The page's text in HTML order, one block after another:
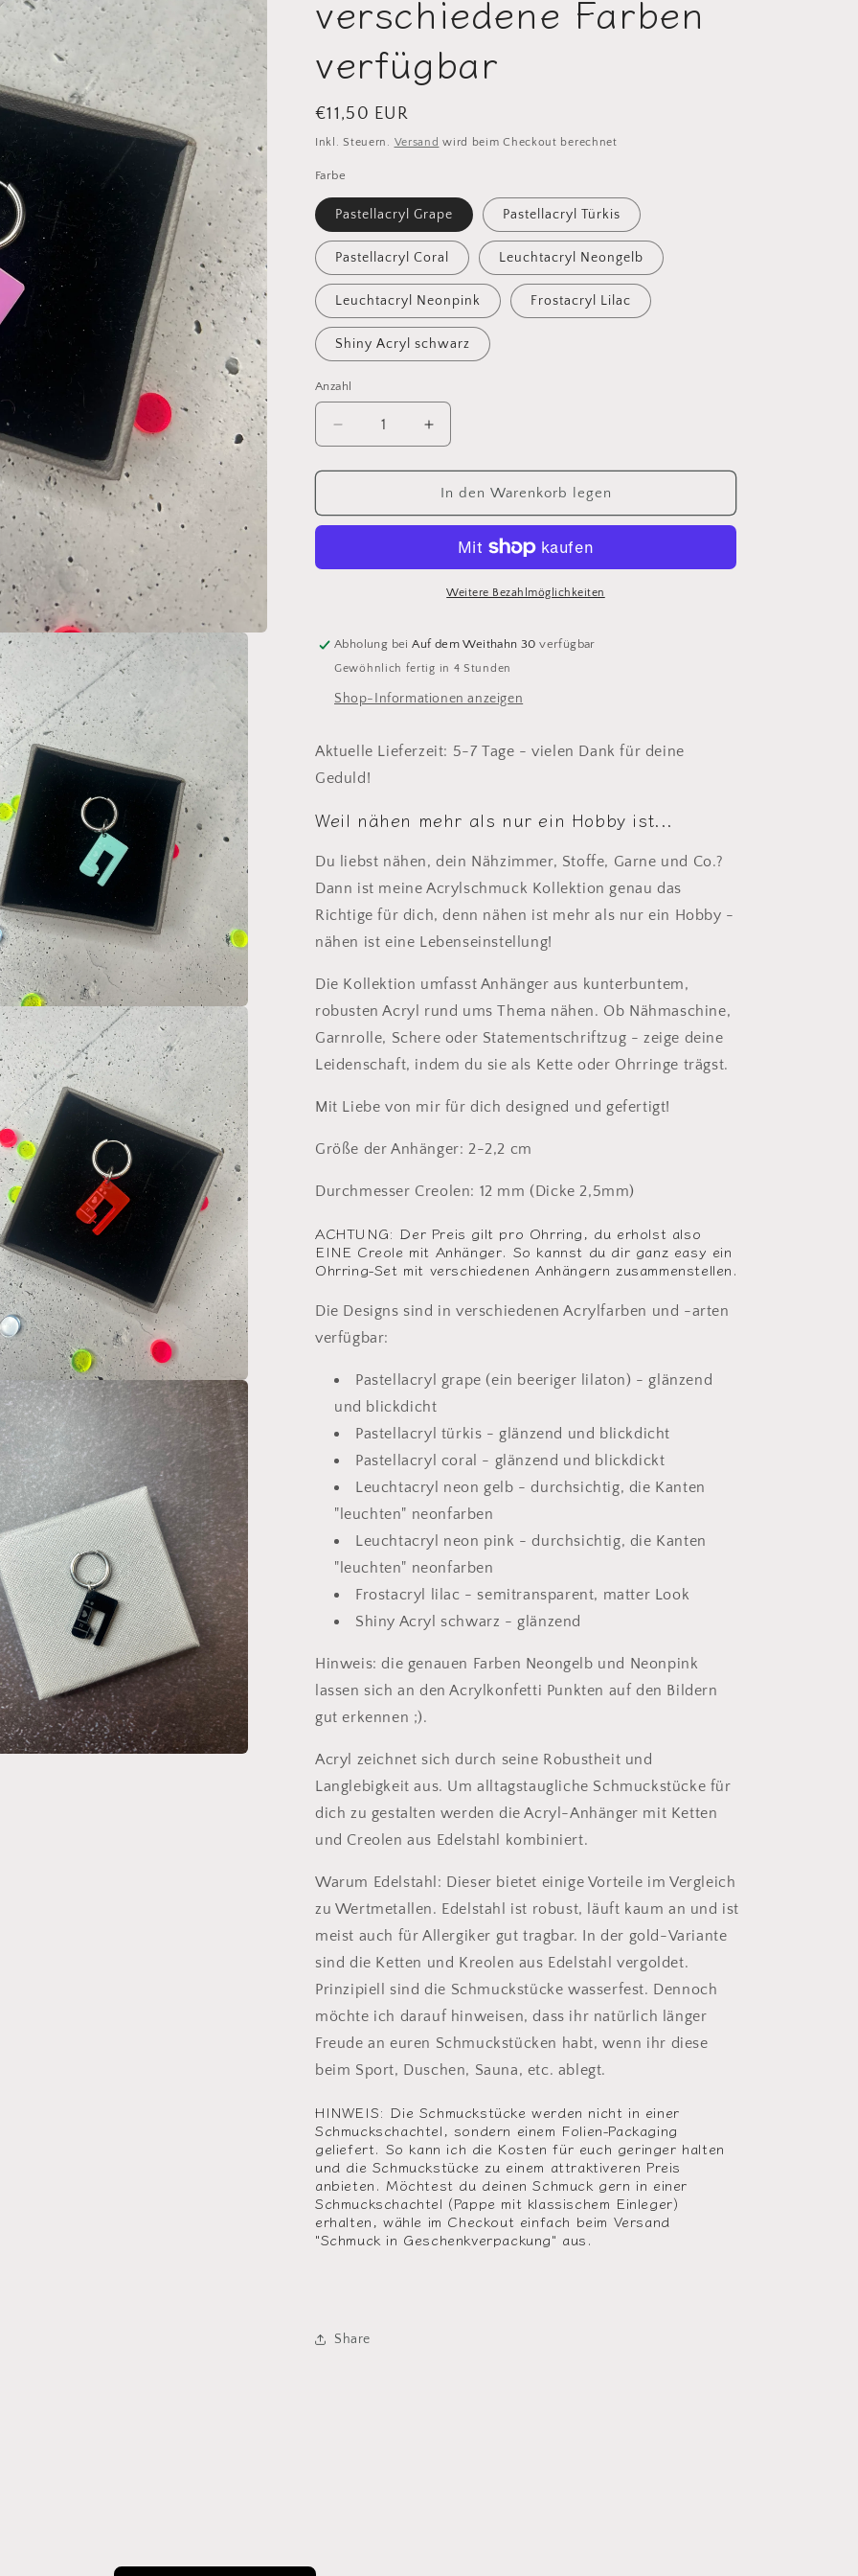
verschiedene Farben
verfügbar
Normaler
Preis
€11,50 EUR
Inkl. Steuern. Versand wird beim Checkout berechnet
Farbe
Pastellacryl Grape Pastellacryl Türkis
Pastellacryl Coral Leuchtacryl Neongelb
Leuchtacryl Neonpink Frostacryl Lilac
Shiny Acryl schwarz
Anzahl
Verringere
die
Menge
Creole
&quot;Nähmaschine&quot;
verschiedene
Farben
verfügbar
Erhöhe
die
Menge
für
Creole
Ohrring
&quot;Nähmaschine&quot;
silber
verschiedene
Farben
verfügbar
In den Warenkorb legen
Weitere Bezahlmöglichkeiten
Abholung beiAuf dem Weithahn 30 verfügbar
Gewöhnlich fertig in 4 Stunden
Shop-Informationen anzeigen
Aktuelle Lieferzeit: 5-7 Tage - vielen Dank für deine
Geduld!
Weil nähen mehr als nur ein Hobby ist...
Du liebst nähen, dein Nähzimmer, Stoffe, Garne und Co.?
Dann ist meine Acrylschmuck Kollektion genau das
Richtige für dich, denn nähen ist mehr als nur ein Hobby -
nähen ist eine Lebenseinstellung!
Die Kollektion umfasst Anhänger aus kunterbuntem,
robusten Acryl rund ums Thema nähen. Ob Nähmaschine,
Garnrolle, Schere oder Statementschriftzug - zeige deine
Leidenschaft, indem du sie als Kette oder Ohrringe trägst.
Mit Liebe von mir für dich designed und gefertigt!
Größe der Anhänger: 2-2,2 cm
Durchmesser Creolen: 12 mm (Dicke 2,5mm)
ACHTUNG: Der Preis gilt pro Ohrring, du erholst also
EINE Creole mit Anhänger. So kannst du dir ganz easy ein
Ohrring-Set mit verschiedenen Anhängern zusammenstellen.
Die Designs sind in verschiedenen Acrylfarben und -arten
verfügbar:
Pastellacryl grape (ein beeriger lilaton) - glänzend
und blickdicht
Pastellacryl türkis - glänzend und blickdicht
Pastellacryl coral - glänzend und blickdickt
Leuchtacryl neon gelb - durchsichtig, die Kanten
"leuchten" neonfarben
Leuchtacryl neon pink - durchsichtig, die Kanten
"leuchten" neonfarben
Frostacryl lilac - semitransparent, matter Look
Shiny Acryl schwarz - glänzend
Hinweis: die genauen Farben Neongelb und Neonpink
lassen sich an den Acrylkonfetti Punkten auf den Bildern
gut erkennen ;).
Acryl zeichnet sich durch seine Robustheit und
Langlebigkeit aus. Um alltagstaugliche Schmuckstücke für
dich zu gestalten werden die Acryl-Anhänger mit Ketten
und Creolen aus Edelstahl kombiniert.
Warum Edelstahl: Dieser bietet einige Vorteile im Vergleich
zu Wertmetallen. Edelstahl ist robust, läuft kaum an und ist
meist auch für Allergiker gut tragbar. In der gold-Variante
sind die Ketten und Kreolen aus Edelstahl vergoldet.
Prinzipiell sind die Schmuckstücke wasserfest. Dennoch
möchte ich darauf hinweisen, dass ihr natürlich länger
Freude an euren Schmuckstücken habt, wenn ihr diese
beim Sport, Duschen, Sauna, etc. ablegt.
HINWEIS: Die Schmuckstücke werden nicht in einer
Schmuckschachtel, sondern einem Folien-Packaging
geliefert. So kann ich die Kosten für euch geringer halten
und die Schmuckstücke zu einem attraktiveren Preis
anbieten. Möchtest du deinen Schmuck gern in einer
Schmuckschachtel (Pappe mit klassischem Einleger)
erhalten, wähle im Checkout einfach beim Versand
"Schmuck in Geschenkverpackung" aus.
Share